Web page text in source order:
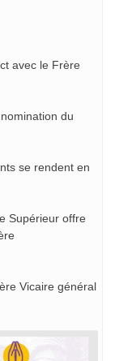
avec le Frère
du
se rendent en
Supérieur offre
Vicaire général